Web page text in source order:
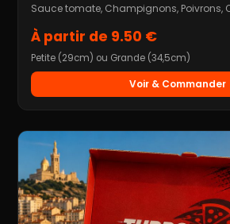
Sauce tomate, Champignons, Poivrons,
À partir de 9.50 €
Petite (29cm) ou Grande (34,5cm)
Voir & Commander